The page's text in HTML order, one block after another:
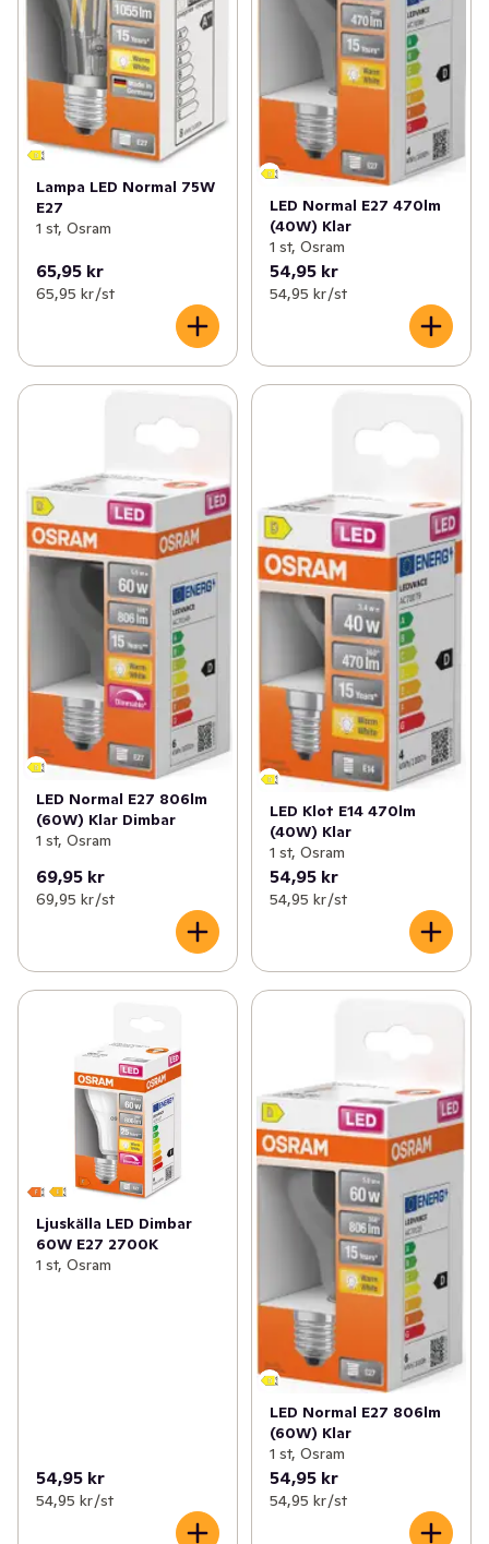
Lampa LED Normal 75W
E27
1 st, Osram
65,95 kr
65,95 kr /st
LED Normal E27 470lm
(40W) Klar
1 st, Osram
54,95 kr
54,95 kr /st
LED Normal E27 806lm
(60W) Klar Dimbar
1 st, Osram
69,95 kr
69,95 kr /st
LED Klot E14 470lm
(40W) Klar
1 st, Osram
54,95 kr
54,95 kr /st
Ljuskälla LED Dimbar
60W E27 2700K
1 st, Osram
54,95 kr
54,95 kr /st
LED Normal E27 806lm
(60W) Klar
1 st, Osram
54,95 kr
54,95 kr /st